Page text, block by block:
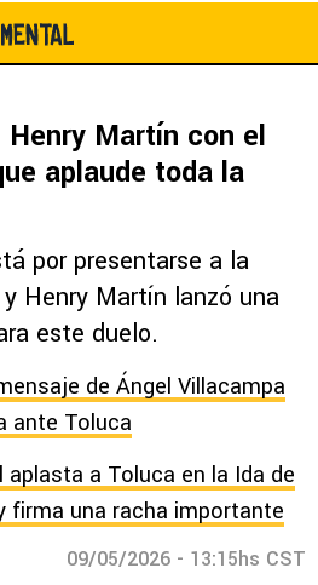
Martín con el
aplaude toda la
por presentarse a la
Henry Martín lanzó una
este duelo.
de Ángel Villacampa
ante Toluca
a Toluca en la Ida de
firma una racha importante
09/05/2026 - 13:15hs CST